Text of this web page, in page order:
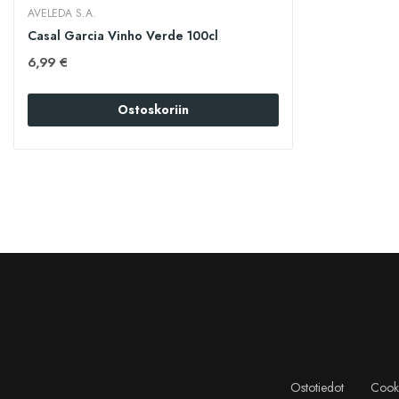
AVELEDA S.A.
Casal Garcia Vinho Verde 100cl
6,99 €
Ostoskoriin
Ostotiedot